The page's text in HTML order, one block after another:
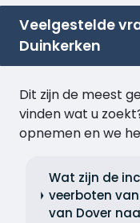
Veelgestelde
Duinkerken
Dit zijn de meest
vinden wat u
opnemen en we
Wat zijn de
veerboten
van Dover